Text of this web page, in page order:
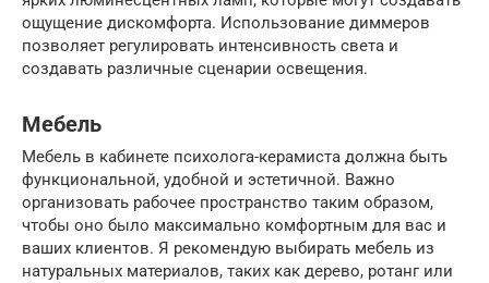
ощущение дискомфорта. Использование диммеров
позволяет регулировать интенсивность света и
создавать различные сценарии освещения.
Мебель
Мебель в кабинете психолога-керамиста должна быть
функциональной, удобной и эстетичной. Важно
организовать рабочее пространство таким образом,
чтобы оно было максимально комфортным для вас и
ваших клиентов. Я рекомендую выбирать мебель из
натуральных материалов, таких как дерево, ротанг или